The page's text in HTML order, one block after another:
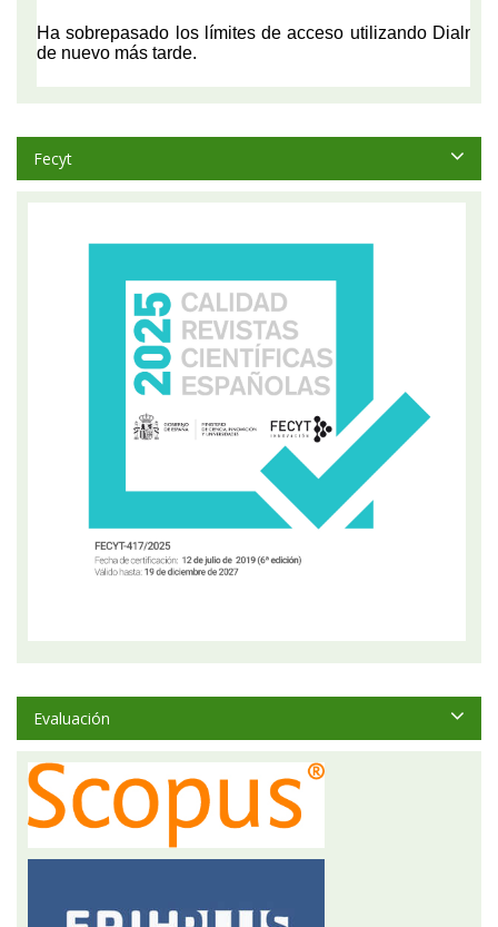
Fecyt
Evaluación